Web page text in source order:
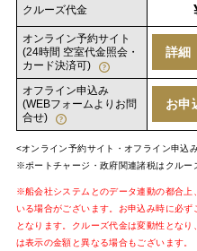
クルーズ代金
オンライン予約サイト
(24時間 空室代金照会・
カード決済可)
詳細
オフライン申込み
(WEBフォームよりお問
合せ)
お申
<オンライン予約サイト・オフライン申込
※ポートチャージ・政府関連諸税はクルー
※船会社システムとのデータ連動の都合上
いる場合がございます。お申込み時に必
となります。クルーズ代金は変動性とな
は表示の金額と異なる場合もございます。